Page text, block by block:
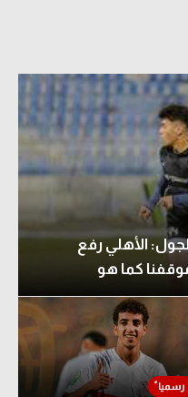
الأهلي رفع
كما هو